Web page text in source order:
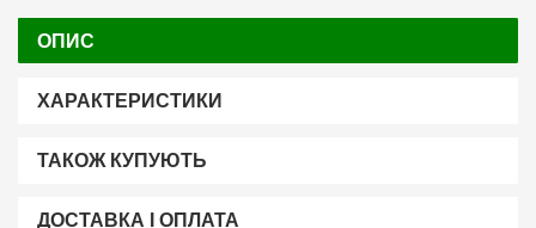
ОПИС
ХАРАКТЕРИСТИКИ
ТАКОЖ КУПУЮТЬ
ДОСТАВКА І ОПЛАТА